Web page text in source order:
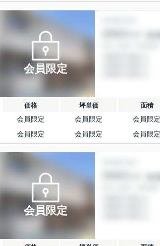
会員限定
価格 坪単価 面積
会員限定 会員限定 会員限定
会員限定 会員限定 会員限定
会員限定